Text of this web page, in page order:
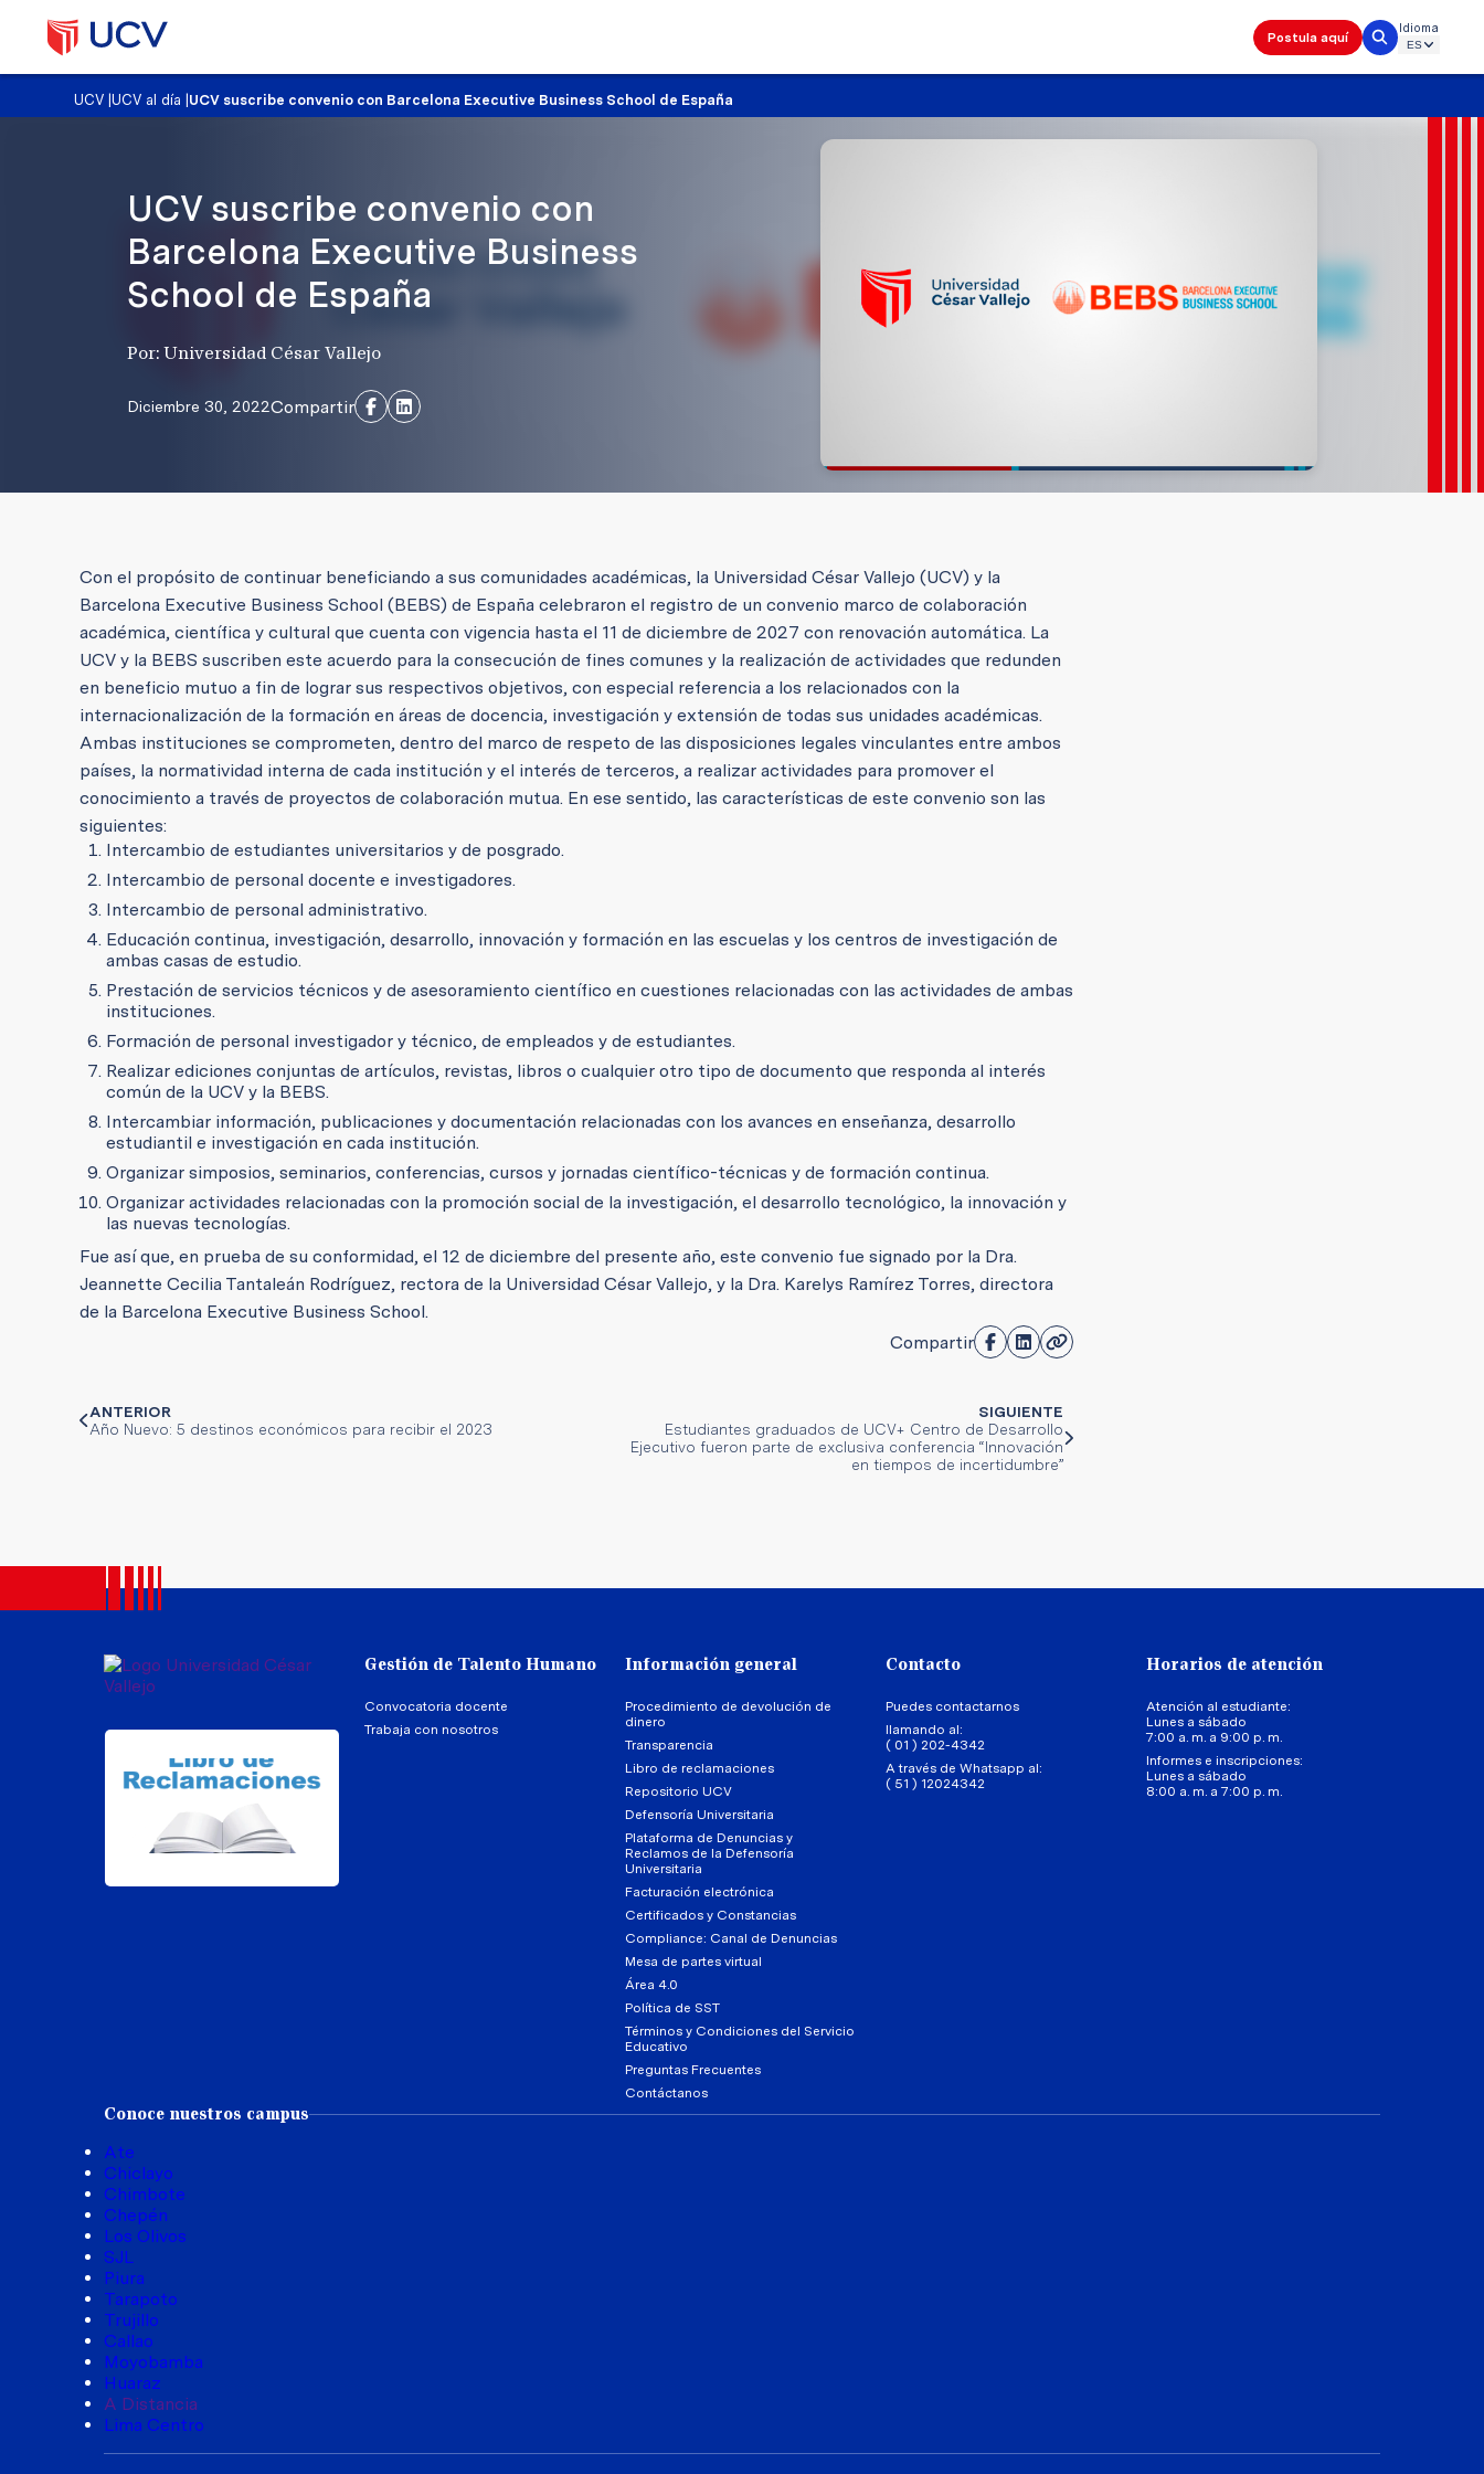
Postula aquí
Idioma
UCV |UCV al día UCV suscribe convenio con Barcelona Executive Business School de España
UCV suscribe convenio con
Barcelona Executive Business
School de España
Por: Universidad César Vallejo
Diciembre 30, 2022Compartir
Con el propósito de continuar beneficiando a sus comunidades académicas, la Universidad César Vallejo (UCV) y la
Barcelona Executive Business School (BEBS) de España celebraron el registro de un convenio marco de colaboración
académica, científica y cultural que cuenta con vigencia hasta el 11 de diciembre de 2027 con renovación automática. La
UCV y la BEBS suscriben este acuerdo para la consecución de fines comunes y la realización de actividades que redunden
en beneficio mutuo a fin de lograr sus respectivos objetivos, con especial referencia a los relacionados con la
internacionalización de la formación en áreas de docencia, investigación y extensión de todas sus unidades académicas.
Ambas instituciones se comprometen, dentro del marco de respeto de las disposiciones legales vinculantes entre ambos
países, la normatividad interna de cada institución y el interés de terceros, a realizar actividades para promover el
conocimiento a través de proyectos de colaboración mutua. En ese sentido, las características de este convenio son las
siguientes:
Intercambio de estudiantes universitarios y de posgrado.
Intercambio de personal docente e investigadores.
Intercambio de personal administrativo.
Educación continua, investigación, desarrollo, innovación y formación en las escuelas y los centros de investigación de
ambas casas de estudio.
Prestación de servicios técnicos y de asesoramiento científico en cuestiones relacionadas con las actividades de ambas
instituciones.
Formación de personal investigador y técnico, de empleados y de estudiantes.
Realizar ediciones conjuntas de artículos, revistas, libros o cualquier otro tipo de documento que responda al interés
común de la UCV y la BEBS.
Intercambiar información, publicaciones y documentación relacionadas con los avances en enseñanza, desarrollo
estudiantil e investigación en cada institución.
Organizar simposios, seminarios, conferencias, cursos y jornadas científico-técnicas y de formación continua.
Organizar actividades relacionadas con la promoción social de la investigación, el desarrollo tecnológico, la innovación y
las nuevas tecnologías.
Fue así que, en prueba de su conformidad, el 12 de diciembre del presente año, este convenio fue signado por la Dra.
Jeannette Cecilia Tantaleán Rodríguez, rectora de la Universidad César Vallejo, y la Dra. Karelys Ramírez Torres, directora
de la Barcelona Executive Business School.
Compartir
ANTERIOR
Año Nuevo: 5 destinos económicos para recibir el 2023
SIGUIENTE
Estudiantes graduados de UCV+ Centro de Desarrollo
Ejecutivo fueron parte de exclusiva conferencia “Innovación
en tiempos de incertidumbre”
Gestión de Talento Humano
Convocatoria docente
Trabaja con nosotros
Información general
Procedimiento de devolución de
dinero
Transparencia
Libro de reclamaciones
Repositorio UCV
Defensoría Universitaria
Plataforma de Denuncias y
Reclamos de la Defensoría
Universitaria
Facturación electrónica
Certificados y Constancias
Compliance: Canal de Denuncias
Mesa de partes virtual
Área 4.0
Política de SST
Términos y Condiciones del Servicio
Educativo
Preguntas Frecuentes
Contáctanos
Contacto
Puedes contactarnos
llamando al:
( 01 ) 202-4342
A través de Whatsapp al:
( 51 ) 12024342
Horarios de atención
Atención al estudiante:
Lunes a sábado
7:00 a. m. a 9:00 p. m.
Informes e inscripciones:
Lunes a sábado
8:00 a. m. a 7:00 p. m.
Conoce nuestros campus
Ate
Chiclayo
Chimbote
Chepén
Los Olivos
SJL
Piura
Tarapoto
Trujillo
Callao
Moyobamba
Huaraz
A Distancia
Lima Centro